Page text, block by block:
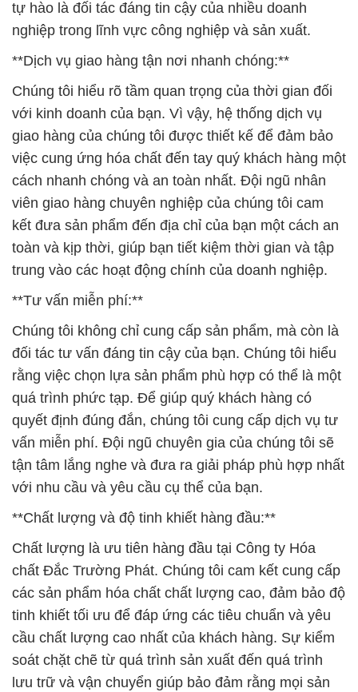
tự hào là đối tác đáng tin cậy của nhiều doanh
nghiệp trong lĩnh vực công nghiệp và sản xuất.
**Dịch vụ giao hàng tận nơi nhanh chóng:**
Chúng tôi hiểu rõ tầm quan trọng của thời gian đối
với kinh doanh của bạn. Vì vậy, hệ thống dịch vụ
giao hàng của chúng tôi được thiết kế để đảm bảo
việc cung ứng hóa chất đến tay quý khách hàng một
cách nhanh chóng và an toàn nhất. Đội ngũ nhân
viên giao hàng chuyên nghiệp của chúng tôi cam
kết đưa sản phẩm đến địa chỉ của bạn một cách an
toàn và kịp thời, giúp bạn tiết kiệm thời gian và tập
trung vào các hoạt động chính của doanh nghiệp.
**Tư vấn miễn phí:**
Chúng tôi không chỉ cung cấp sản phẩm, mà còn là
đối tác tư vấn đáng tin cậy của bạn. Chúng tôi hiểu
rằng việc chọn lựa sản phẩm phù hợp có thể là một
quá trình phức tạp. Để giúp quý khách hàng có
quyết định đúng đắn, chúng tôi cung cấp dịch vụ tư
vấn miễn phí. Đội ngũ chuyên gia của chúng tôi sẽ
tận tâm lắng nghe và đưa ra giải pháp phù hợp nhất
với nhu cầu và yêu cầu cụ thể của bạn.
**Chất lượng và độ tinh khiết hàng đầu:**
Chất lượng là ưu tiên hàng đầu tại Công ty Hóa
chất Đắc Trường Phát. Chúng tôi cam kết cung cấp
các sản phẩm hóa chất chất lượng cao, đảm bảo độ
tinh khiết tối ưu để đáp ứng các tiêu chuẩn và yêu
cầu chất lượng cao nhất của khách hàng. Sự kiểm
soát chặt chẽ từ quá trình sản xuất đến quá trình
lưu trữ và vận chuyển giúp bảo đảm rằng mọi sản